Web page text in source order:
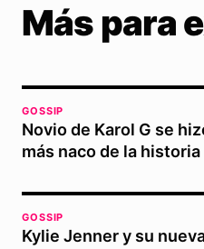
Más para
GOSSIP
Novio de Karol G se
más naco de la historia
GOSSIP
Kylie Jenner y su